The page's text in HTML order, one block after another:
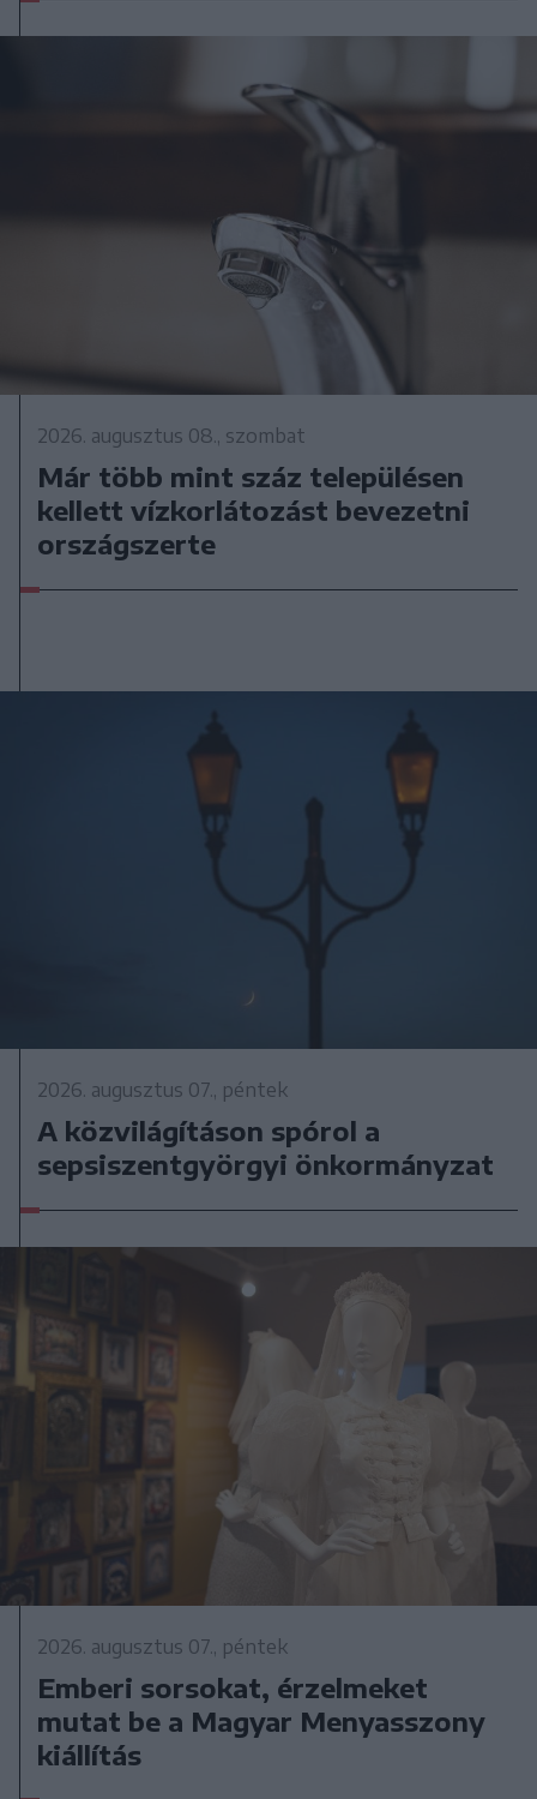
2026. augusztus 08., szombat
Már több mint száz településen
kellett vízkorlátozást bevezetni
országszerte
2026. augusztus 07., péntek
A közvilágításon spórol a
sepsiszentgyörgyi önkormányzat
2026. augusztus 07., péntek
Emberi sorsokat, érzelmeket
mutat be a Magyar Menyasszony
kiállítás